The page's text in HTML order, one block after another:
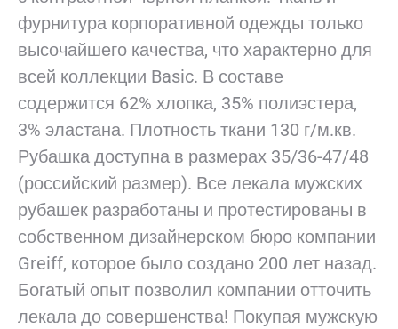
фурнитура корпоративной одежды только
высочайшего качества, что характерно для
всей коллекции Basic. В составе
содержится 62% хлопка, 35% полиэстера,
3% эластана. Плотность ткани 130 г/м.кв.
Рубашка доступна в размерах 35/36-47/48
(российский размер). Все лекала мужских
рубашек разработаны и протестированы в
собственном дизайнерском бюро компании
Greiff, которое было создано 200 лет назад.
Богатый опыт позволил компании отточить
лекала до совершенства! Покупая мужскую